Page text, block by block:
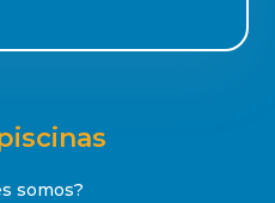
somos?